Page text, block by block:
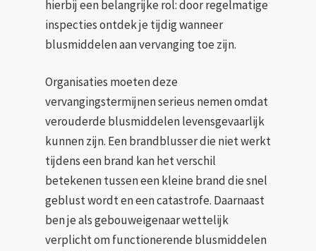
hierbij een belangrijke rol: door regelmatige
inspecties ontdek je tijdig wanneer
blusmiddelen aan vervanging toe zijn.
Organisaties moeten deze
vervangingstermijnen serieus nemen omdat
verouderde blusmiddelen levensgevaarlijk
kunnen zijn. Een brandblusser die niet werkt
tijdens een brand kan het verschil
betekenen tussen een kleine brand die snel
geblust wordt en een catastrofe. Daarnaast
ben je als gebouweigenaar wettelijk
verplicht om functionerende blusmiddelen